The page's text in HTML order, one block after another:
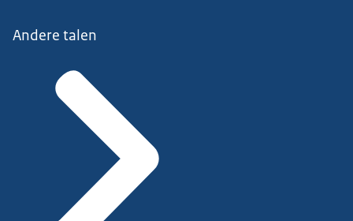
Andere talen